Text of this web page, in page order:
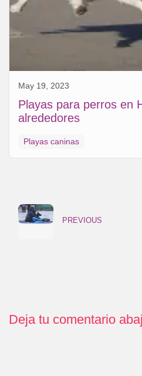
May 19, 2023
Playas para perros en
alrededores
Playas caninas
PREVIOUS
Deja tu comentario